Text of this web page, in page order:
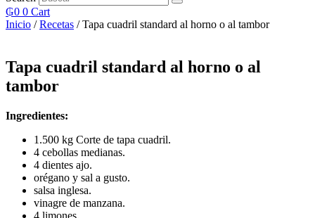
₲0 0 Cart
Inicio /Recetas / Tapa cuadril standard al horno o al tambor
Tapa cuadril standard al horno o al
tambor
Ingredientes:
1.500 kg Corte de tapa cuadril.
4 cebollas medianas.
4 dientes ajo.
orégano y sal a gusto.
salsa inglesa.
vinagre de manzana.
4 limones.